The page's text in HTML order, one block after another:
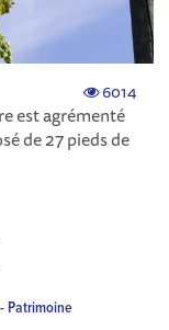
6014
est agrémenté
de 27 pieds de
Patrimoine